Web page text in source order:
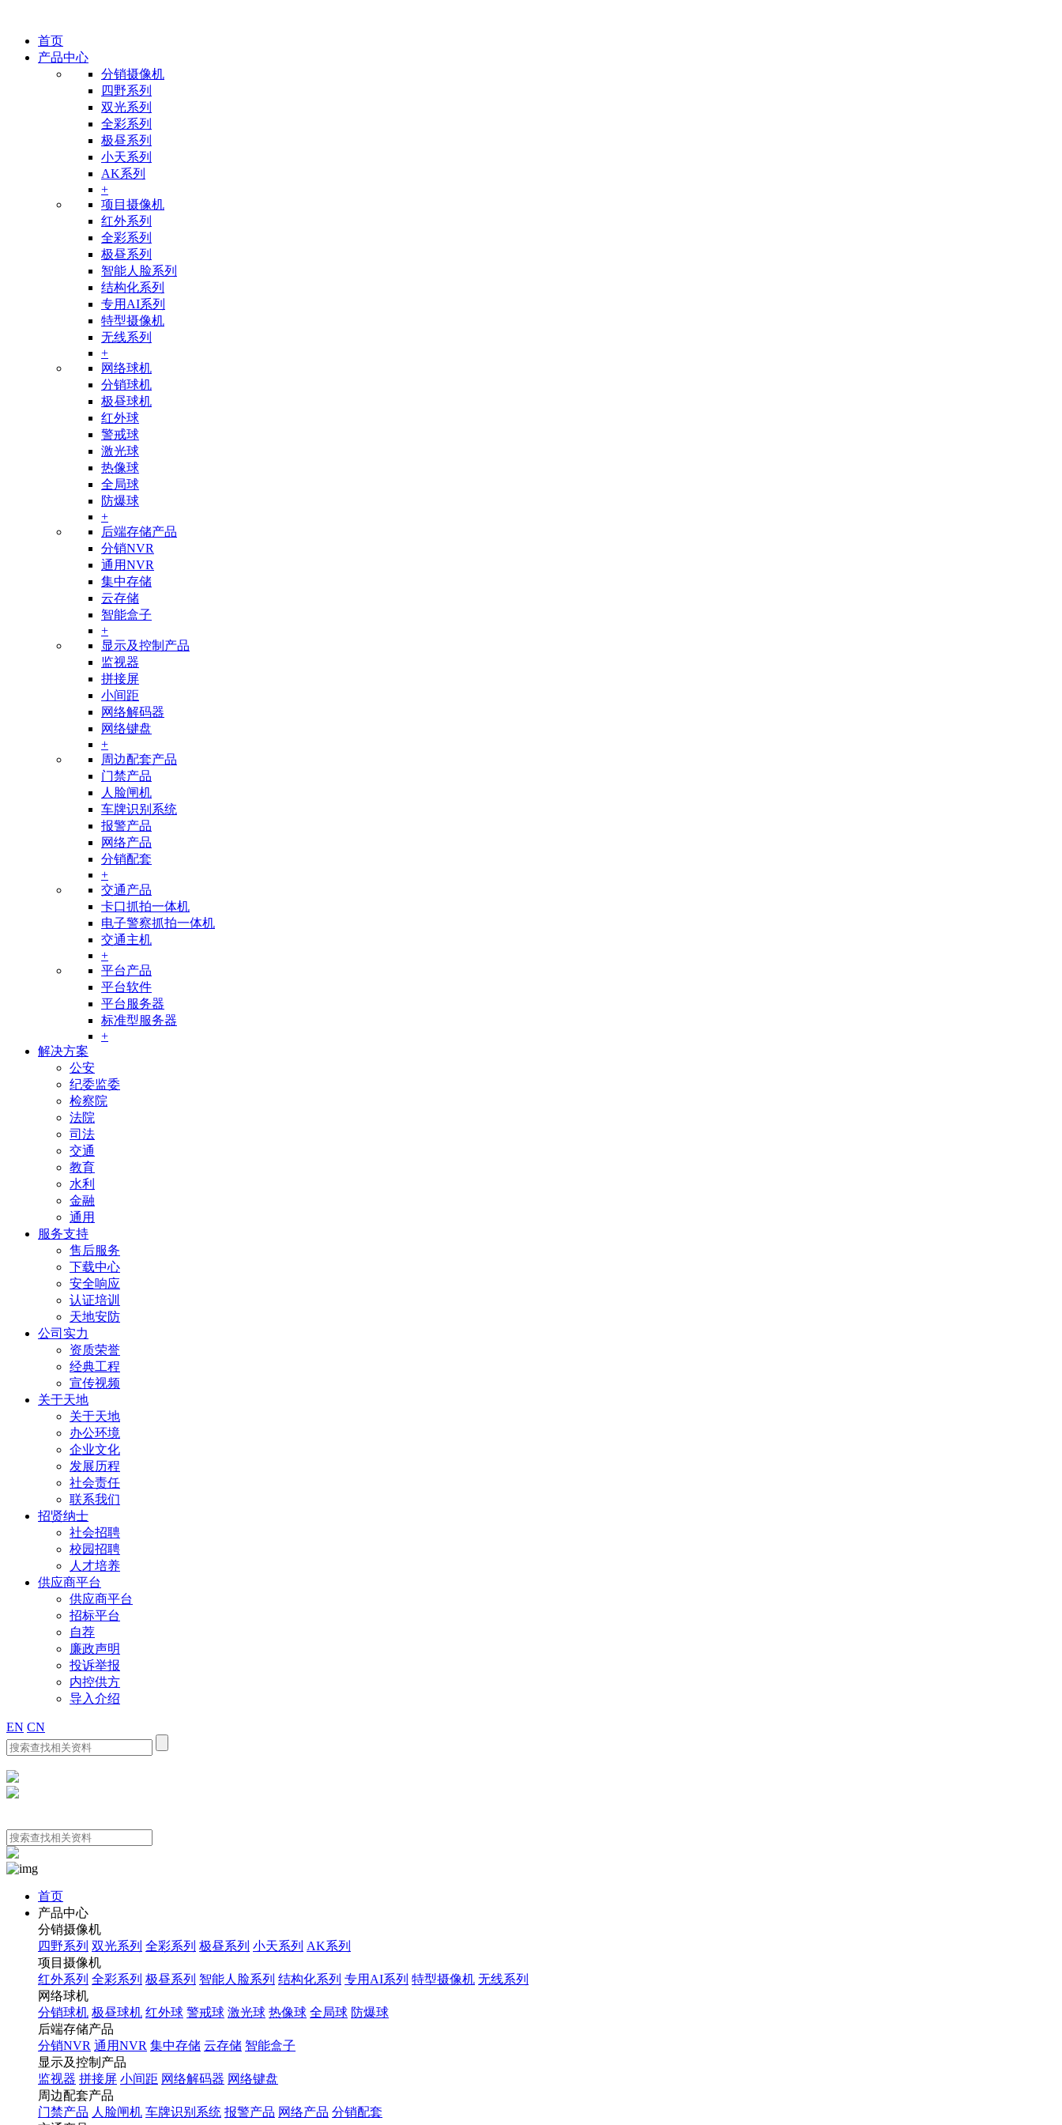
首页
产品中心
分销摄像机
四野系列
双光系列
全彩系列
极昼系列
小天系列
AK系列
+
项目摄像机
红外系列
全彩系列
极昼系列
智能人脸系列
结构化系列
专用AI系列
特型摄像机
无线系列
+
网络球机
分销球机
极昼球机
红外球
警戒球
激光球
热像球
全局球
防爆球
+
后端存储产品
分销NVR
通用NVR
集中存储
云存储
智能盒子
+
显示及控制产品
监视器
拼接屏
小间距
网络解码器
网络键盘
+
周边配套产品
门禁产品
人脸闸机
车牌识别系统
报警产品
网络产品
分销配套
+
交通产品
卡口抓拍一体机
电子警察抓拍一体机
交通主机
+
平台产品
平台软件
平台服务器
标准型服务器
+
解决方案
公安
纪委监委
检察院
法院
司法
交通
教育
水利
金融
通用
服务支持
售后服务
下载中心
安全响应
认证培训
天地安防
公司实力
资质荣誉
经典工程
宣传视频
关于天地
关于天地
办公环境
企业文化
发展历程
社会责任
联系我们
招贤纳士
社会招聘
校园招聘
人才培养
供应商平台
供应商平台
招标平台
自荐
廉政声明
投诉举报
内控供方
导入介绍
EN CN
首页
产品中心
分销摄像机
四野系列 双光系列 全彩系列 极昼系列 小天系列 AK系列
项目摄像机
红外系列 全彩系列 极昼系列 智能人脸系列 结构化系列 专用AI系列 特型摄像机 无线系列
网络球机
分销球机 极昼球机 红外球 警戒球 激光球 热像球 全局球 防爆球
后端存储产品
分销NVR 通用NVR 集中存储 云存储 智能盒子
显示及控制产品
监视器 拼接屏 小间距 网络解码器 网络键盘
周边配套产品
门禁产品 人脸闸机 车牌识别系统 报警产品 网络产品 分销配套